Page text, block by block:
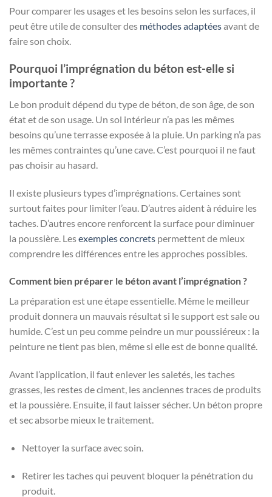
Pour comparer les usages et les besoins selon les surfaces, il
peut être utile de consulter des méthodes adaptéesavant de
faire son choix.
Pourquoi l’imprégnation du béton est-elle si
importante ?
Le bon produit dépend du type de béton, de son âge, de son
état et de son usage. Un sol intérieur n’a pas les mêmes
besoins qu’une terrasse exposée à la pluie. Un parking n’a pas
les mêmes contraintes qu’une cave. C’est pourquoi il ne faut
pas choisir au hasard.
Il existe plusieurs types d’imprégnations. Certaines sont
surtout faites pour limiter l’eau. D’autres aident à réduire les
taches. D’autres encore renforcent la surface pour diminuer
la poussière. Lesexemples concrets permettent de mieux
comprendre les différences entre les approches possibles.
Comment bien préparer le béton avant l’imprégnation ?
La préparation est une étape essentielle. Même le meilleur
produit donnera un mauvais résultat si le support est sale ou
humide. C’est un peu comme peindre un mur poussiéreux : la
peinture ne tient pas bien, même si elle est de bonne qualité.
Avant l’application, il faut enlever les saletés, les taches
grasses, les restes de ciment, les anciennes traces de produits
et la poussière. Ensuite, il faut laisser sécher. Un béton propre
et sec absorbe mieux le traitement.
Nettoyer la surface avec soin.
Retirer les taches qui peuvent bloquer la pénétration du
produit.